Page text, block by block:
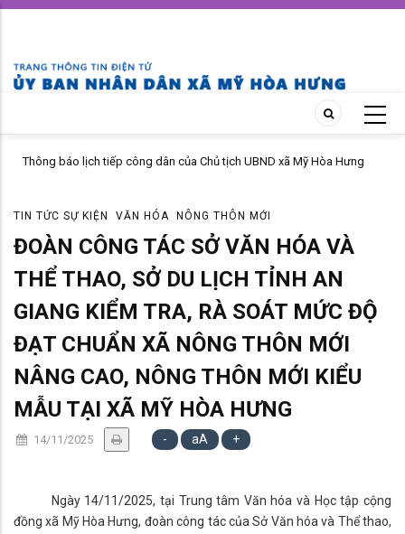
Skip
content
Thông báo lịch tiếp công dân của Chủ tịch UBND xã Mỹ Hòa Hưng
TIN TỨC SỰ KIỆN VĂN HÓA NÔNG THÔN MỚI
ĐOÀN CÔNG TÁC SỞ VĂN HÓA VÀ
THỂ THAO, SỞ DU LỊCH TỈNH AN
GIANG KIỂM TRA, RÀ SOÁT MỨC ĐỘ
ĐẠT CHUẨN XÃ NÔNG THÔN MỚI
NÂNG CAO, NÔNG THÔN MỚI KIỂU
MẪU TẠI XÃ MỸ HÒA HƯNG
14/11/2025 - aA +
Ngày 14/11/2025, tại Trung tâm Văn hóa và Học tập cộng
đồng xã Mỹ Hòa Hưng, đoàn công tác của Sở Văn hóa và Thể thao,